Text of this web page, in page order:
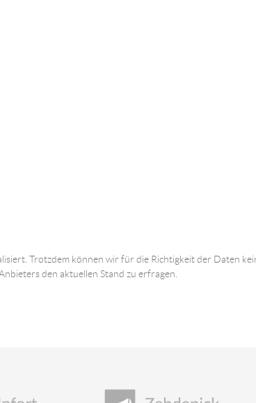
Trotzdem können wir für die Richtigkeit der Daten
den aktuellen Stand zu erfragen.